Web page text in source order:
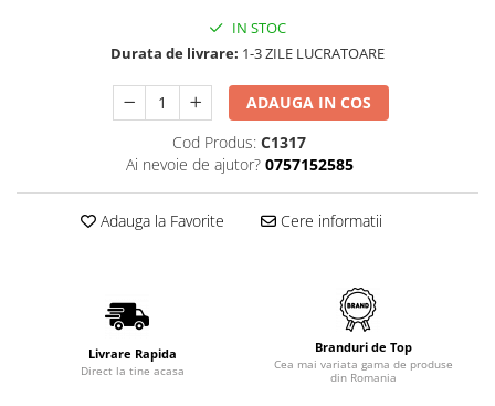
IN STOC
Durata de livrare: 1-3 ZILE LUCRATOARE
ADAUGA IN COS
Cod Produs: C1317
Ai nevoie de ajutor? 0757152585
Adauga la Favorite Cere informatii
Livrare Rapida
Direct la tine acasa
Branduri de Top
Cea mai variata gama de produse
din Romania